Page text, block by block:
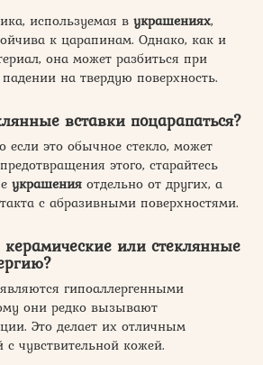
используемая в украшениях,
к царапинам. Однако, как и
она может разбиться при
на твердую поверхность.
вставки поцарапаться?
если это обычное стекло, может
этого, старайтесь
украшения отдельно от других, а
с абразивными поверхностями.
или стеклянные
гипоаллергенными
они редко вызывают
Это делает их отличным
чувствительной кожей.